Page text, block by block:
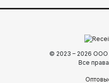
© 2023 – 2026
Все